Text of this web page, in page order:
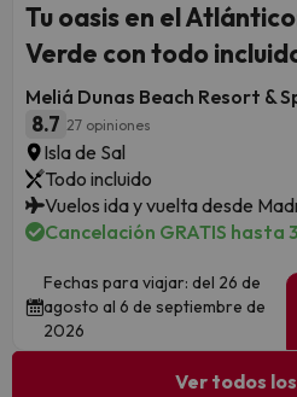
Tu oasis en el
Verde con todo
Meliá Dunas Beach Resort &
8.7 27 opiniones
Isla de Sal
Todo incluido
Vuelos ida y vuelta desde
Cancelación GRATIS hasta
Fechas para viajar: del 26 de
agosto al 6 de septiembre de
2026
Ver todos